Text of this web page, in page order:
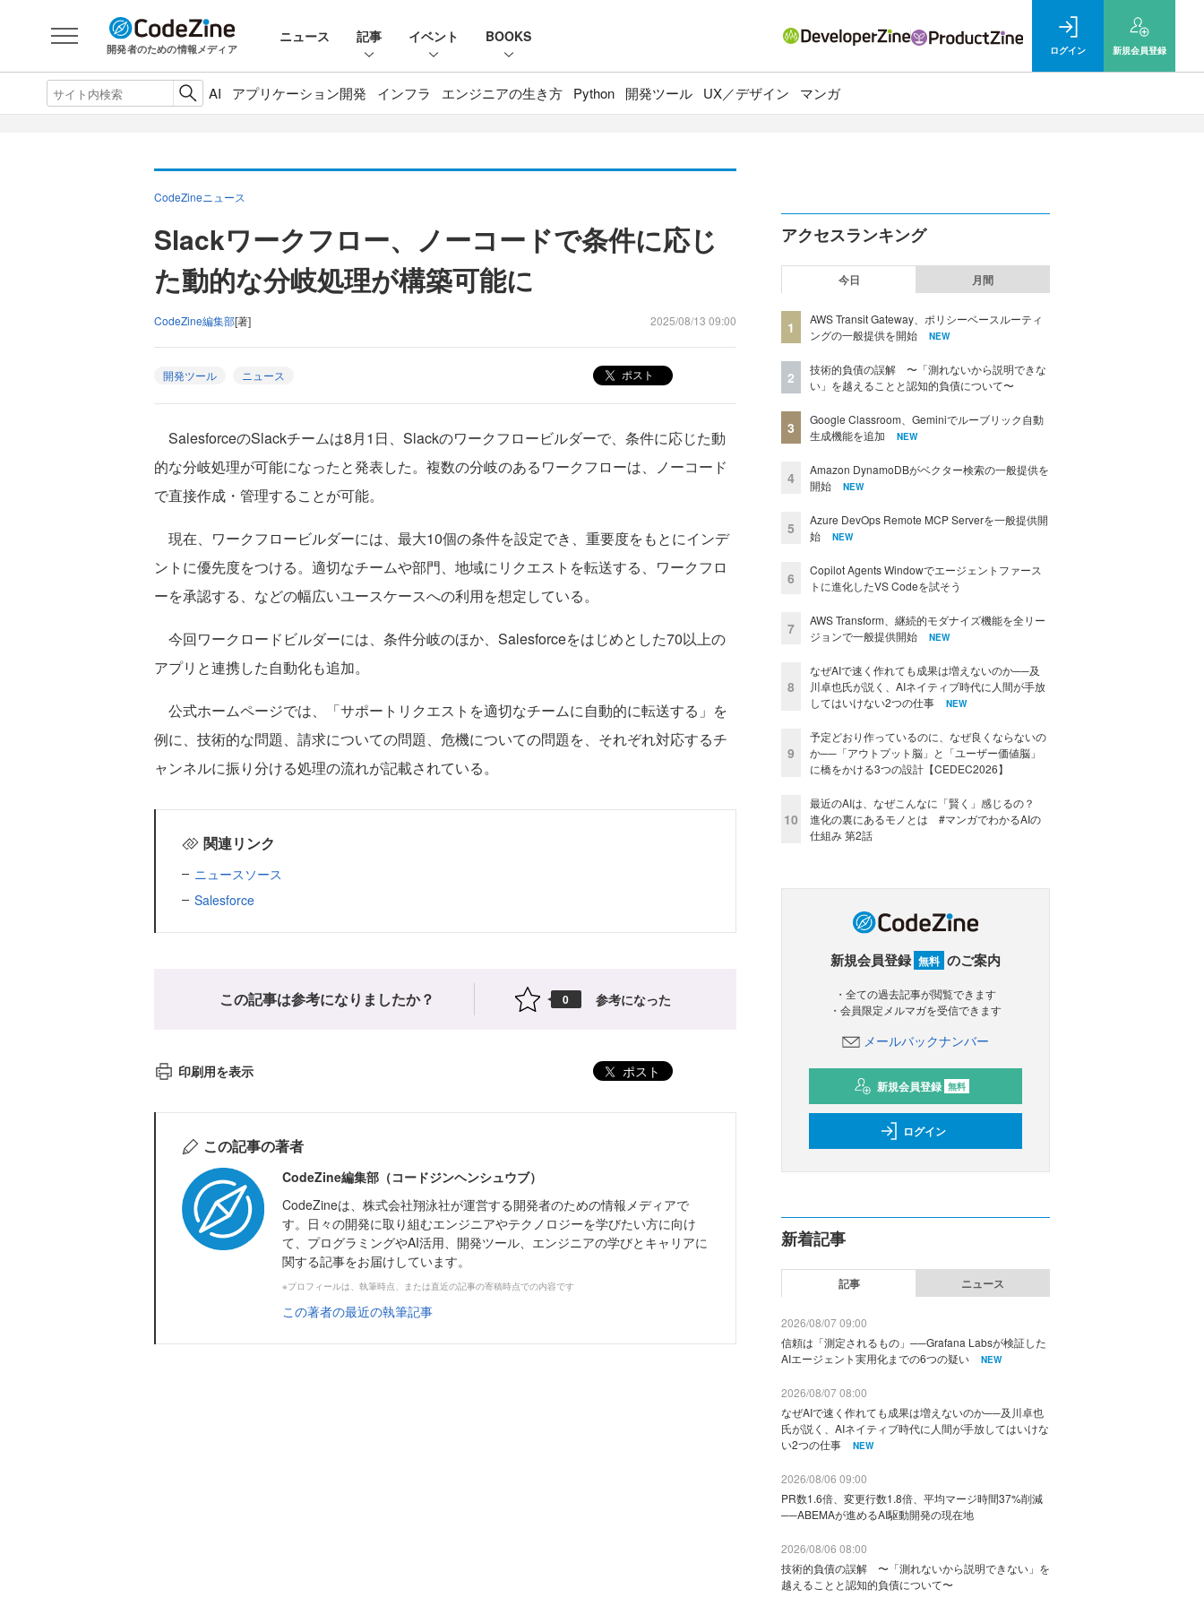
開発者のための情報メディア
ニュース 記事 イベント BOOKS
ログイン 新規会員登録
AI アプリケーション開発 インフラ エンジニアの生き方 Python 開発ツール UX／デザイン マンガ
CodeZineニュース
Slackワークフロー、ノーコードで条件に応じ
た動的な分岐処理が構築可能に
CodeZine編集部[著] 2025/08/13 09:00
開発ツール ニュース ポスト
SalesforceのSlackチームは8月1日、Slackのワークフロービルダーで、条件に応じた動
的な分岐処理が可能になったと発表した。複数の分岐のあるワークフローは、ノーコード
で直接作成・管理することが可能。
現在、ワークフロービルダーには、最大10個の条件を設定でき、重要度をもとにインデ
ントに優先度をつける。適切なチームや部門、地域にリクエストを転送する、ワークフロ
ーを承認する、などの幅広いユースケースへの利用を想定している。
今回ワークロードビルダーには、条件分岐のほか、Salesforceをはじめとした70以上の
アプリと連携した自動化も追加。
公式ホームページでは、「サポートリクエストを適切なチームに自動的に転送する」を
例に、技術的な問題、請求についての問題、危機についての問題を、それぞれ対応するチ
ャンネルに振り分ける処理の流れが記載されている。
関連リンク
ニュースソース
Salesforce
この記事は参考になりましたか？ 0 参考になった
印刷用を表示 ポスト
この記事の著者
CodeZine編集部（コードジンヘンシュウブ）
CodeZineは、株式会社翔泳社が運営する開発者のための情報メディアで
す。日々の開発に取り組むエンジニアやテクノロジーを学びたい方に向け
て、プログラミングやAI活用、開発ツール、エンジニアの学びとキャリアに
関する記事をお届けしています。
※プロフィールは、執筆時点、または直近の記事の寄稿時点での内容です
この著者の最近の執筆記事
アクセスランキング
今日 月間
1
AWS Transit Gateway、ポリシーベースルーティ
ングの一般提供を開始
NEW
2
技術的負債の誤解 〜「測れないから説明できな
い」を越えることと認知的負債について〜
3
Google Classroom、Geminiでルーブリック自動
生成機能を追加
NEW
4
Amazon DynamoDBがベクター検索の一般提供を
開始
NEW
5
Azure DevOps Remote MCP Serverを一般提供開
始
NEW
6
Copilot Agents Windowでエージェントファース
トに進化したVS Codeを試そう
7
AWS Transform、継続的モダナイズ機能を全リー
ジョンで一般提供開始
NEW
8
なぜAIで速く作れても成果は増えないのか──及
川卓也氏が説く、AIネイティブ時代に人間が手放
してはいけない2つの仕事
NEW
9
予定どおり作っているのに、なぜ良くならないの
か──「アウトプット脳」と「ユーザー価値脳」
に橋をかける3つの設計【CEDEC2026】
10
最近のAIは、なぜこんなに「賢く」感じるの？
進化の裏にあるモノとは #マンガでわかるAIの
仕組み 第2話
新規会員登録 無料 のご案内
・全ての過去記事が閲覧できます
・会員限定メルマガを受信できます
メールバックナンバー
新規会員登録 無料
ログイン
新着記事
記事 ニュース
2026/08/07 09:00
信頼は「測定されるもの」──Grafana Labsが検証した
AIエージェント実用化までの6つの疑い
NEW
2026/08/07 08:00
なぜAIで速く作れても成果は増えないのか──及川卓也
氏が説く、AIネイティブ時代に人間が手放してはいけな
い2つの仕事
NEW
2026/08/06 09:00
PR数1.6倍、変更行数1.8倍、平均マージ時間37%削減
──ABEMAが進めるAI駆動開発の現在地
2026/08/06 08:00
技術的負債の誤解 〜「測れないから説明できない」を
越えることと認知的負債について〜